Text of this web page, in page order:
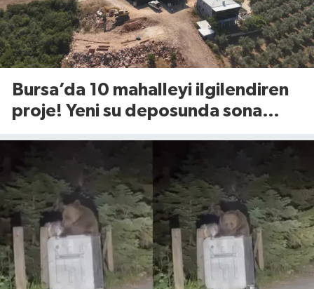
Bursa’da 10 mahalleyi ilgilendiren
proje! Yeni su deposunda sona